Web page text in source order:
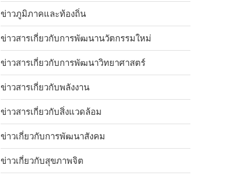
ข่าวภูมิภาคและท้องถิ่น
ข่าวสารเกี่ยวกับการพัฒนานวัตกรรมใหม่
ข่าวสารเกี่ยวกับการพัฒนาวิทยาศาสตร์
ข่าวสารเกี่ยวกับพลังงาน
ข่าวสารเกี่ยวกับสิ่งแวดล้อม
ข่าวเกี่ยวกับการพัฒนาสังคม
ข่าวเกี่ยวกับสุขภาพจิต